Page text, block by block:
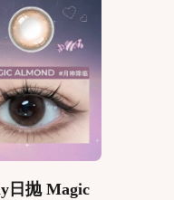
日抛 Magic